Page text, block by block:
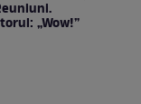
„Wow!”